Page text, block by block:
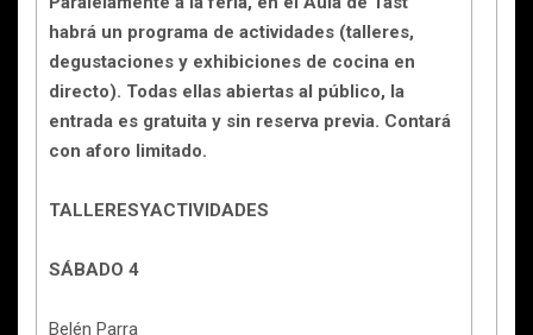
habrá un programa de actividades (talleres,
degustaciones y exhibiciones de cocina en
directo). Todas ellas abiertas al público, la
entrada es gratuita y sin reserva previa. Contará
con aforo limitado.
TALLERESYACTIVIDADES
SÁBADO 4
Belén Parra